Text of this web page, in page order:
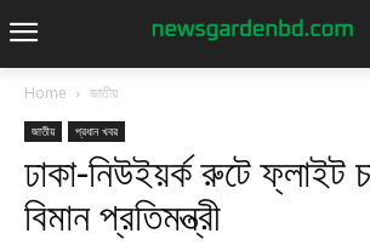
Home জাতীয়
জাতীয় প্রধান খবর
ঢাকা-নিউইয়র্ক রুটে ফ্লাইট
বিমান প্রতিমন্ত্রী